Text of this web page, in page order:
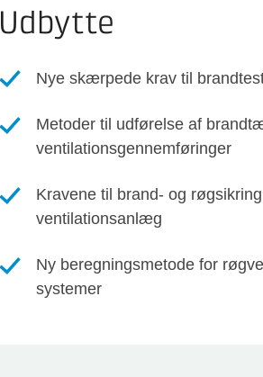
Udbytte
Nye skærpede krav til
Metoder til udførelse af
ventilationsgennemføringer
Kravene til brand- og
ventilationsanlæg
Ny beregningsmetode for
systemer